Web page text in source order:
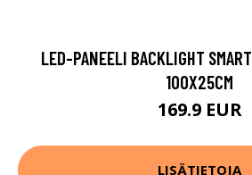
LED-PANEELI BACKLIGHT
100X25CM
169.9 EUR
LISÄTIETOJA